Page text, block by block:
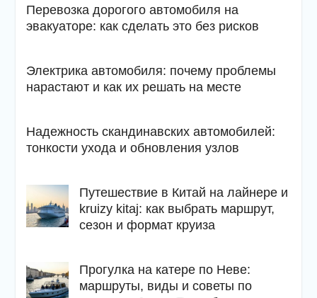
Перевозка дорогого автомобиля на
эвакуаторе: как сделать это без рисков
Электрика автомобиля: почему проблемы
нарастают и как их решать на месте
Надежность скандинавских автомобилей:
тонкости ухода и обновления узлов
Путешествие в Китай на лайнере и
kruizy kitaj: как выбрать маршрут,
сезон и формат круиза
Прогулка на катере по Неве:
маршруты, виды и советы по